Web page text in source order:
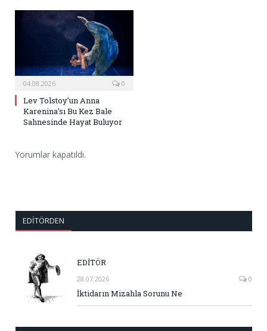
04.08.2026 0
Lev Tolstoy’un Anna
Karenina’sı Bu Kez Bale
Sahnesinde Hayat Buluyor
Yorumlar kapatıldı.
EDITÖRDEN
EDİTÖR
28.07.2026 0
İktidarın Mizahla Sorunu Ne